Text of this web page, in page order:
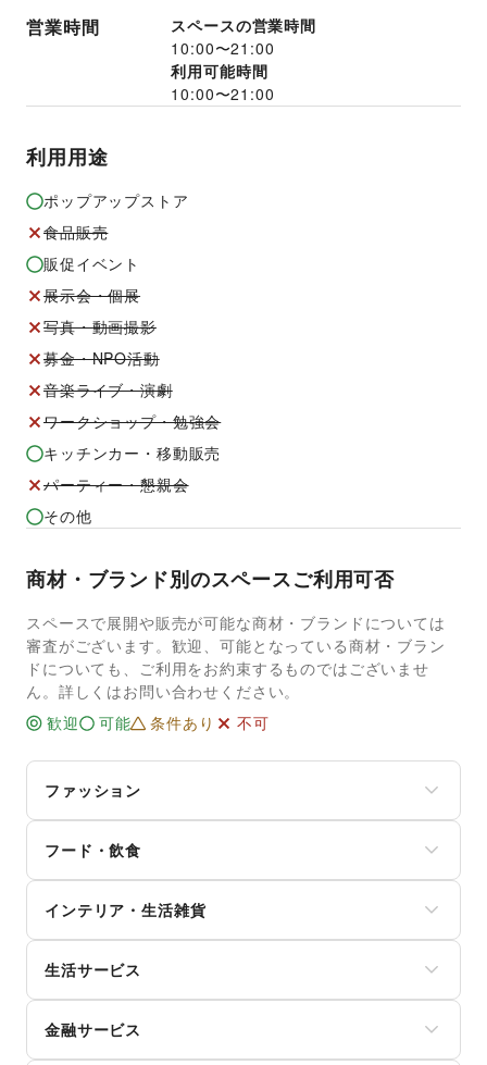
営業時間
スペースの営業時間
10:00〜21:00
利用可能時間
10:00〜21:00
利用用途
ポップアップストア
食品販売
販促イベント
展示会・個展
写真・動画撮影
募金・NPO活動
音楽ライブ・演劇
ワークショップ・勉強会
キッチンカー・移動販売
パーティー・懇親会
その他
商材・ブランド別のスペースご利用可否
スペースで展開や販売が可能な商材・ブランドについては
審査がございます。歓迎、可能となっている商材・ブラン
ドについても、ご利用をお約束するものではございませ
ん。詳しくはお問い合わせください。
歓迎
可能 条件あり 不可
ファッション
レディースファッション
ユニセックス
インナー・ルームウェア
キッズ・ベビー・マタニティ
スポーツ
シーズナルウェア
腕時計
靴
フード・飲食
和菓子
パン
お弁当・惣菜
軽食・ホットスナック
コーヒー・紅茶
その他飲料
インテリア・生活雑貨
寝具・ベッド
家具・家電
キッチン雑貨・調理器具
掃除用品・生活便利品
生活サービス
インターネット・プロバイダ
電気・ガス
金融サービス